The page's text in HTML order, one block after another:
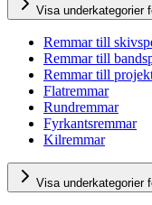
Visa underkategorier
Remmar till
Remmar till
Remmar till
Flatremmar
Rundremmar
Fyrkantsremmar
Kilremmar
Visa underkategorier